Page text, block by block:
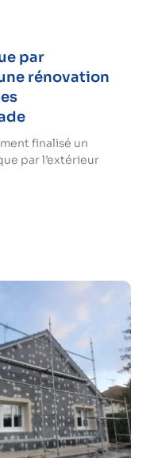
par
rénovation
finalisé un
par l’extérieur